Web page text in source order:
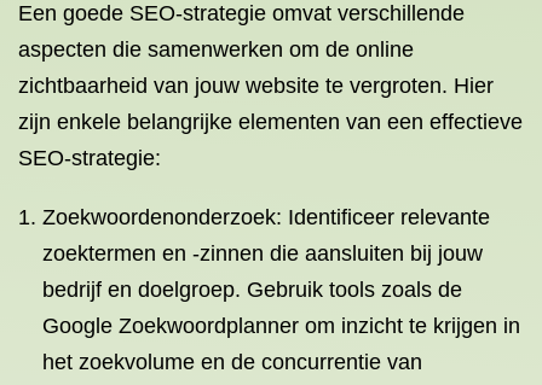
Een goede SEO-strategie omvat verschillende
aspecten die samenwerken om de online
zichtbaarheid van jouw website te vergroten. Hier
zijn enkele belangrijke elementen van een effectieve
SEO-strategie:
Zoekwoordenonderzoek: Identificeer relevante
zoektermen en -zinnen die aansluiten bij jouw
bedrijf en doelgroep. Gebruik tools zoals de
Google Zoekwoordplanner om inzicht te krijgen in
het zoekvolume en de concurrentie van